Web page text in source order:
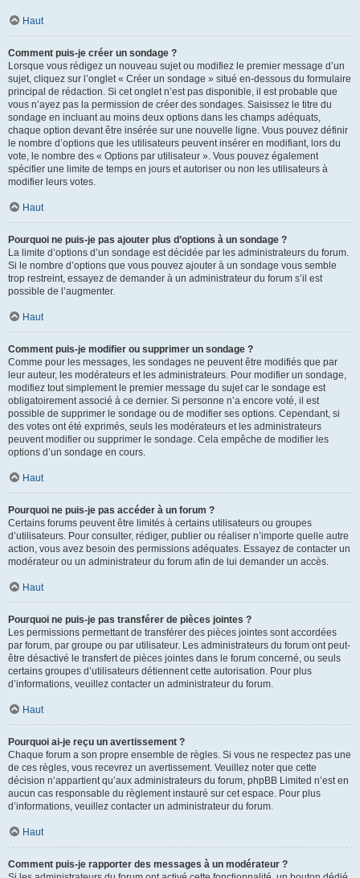
Haut
Comment puis-je créer un sondage ?
Lorsque vous rédigez un nouveau sujet ou modifiez le premier message d’un
sujet, cliquez sur l’onglet « Créer un sondage » situé en-dessous du formulaire
principal de rédaction. Si cet onglet n’est pas disponible, il est probable que
vous n’ayez pas la permission de créer des sondages. Saisissez le titre du
sondage en incluant au moins deux options dans les champs adéquats,
chaque option devant être insérée sur une nouvelle ligne. Vous pouvez définir
le nombre d’options que les utilisateurs peuvent insérer en modifiant, lors du
vote, le nombre des « Options par utilisateur ». Vous pouvez également
spécifier une limite de temps en jours et autoriser ou non les utilisateurs à
modifier leurs votes.
Haut
Pourquoi ne puis-je pas ajouter plus d’options à un sondage ?
La limite d’options d’un sondage est décidée par les administrateurs du forum.
Si le nombre d’options que vous pouvez ajouter à un sondage vous semble
trop restreint, essayez de demander à un administrateur du forum s’il est
possible de l’augmenter.
Haut
Comment puis-je modifier ou supprimer un sondage ?
Comme pour les messages, les sondages ne peuvent être modifiés que par
leur auteur, les modérateurs et les administrateurs. Pour modifier un sondage,
modifiez tout simplement le premier message du sujet car le sondage est
obligatoirement associé à ce dernier. Si personne n’a encore voté, il est
possible de supprimer le sondage ou de modifier ses options. Cependant, si
des votes ont été exprimés, seuls les modérateurs et les administrateurs
peuvent modifier ou supprimer le sondage. Cela empêche de modifier les
options d’un sondage en cours.
Haut
Pourquoi ne puis-je pas accéder à un forum ?
Certains forums peuvent être limités à certains utilisateurs ou groupes
d’utilisateurs. Pour consulter, rédiger, publier ou réaliser n’importe quelle autre
action, vous avez besoin des permissions adéquates. Essayez de contacter un
modérateur ou un administrateur du forum afin de lui demander un accès.
Haut
Pourquoi ne puis-je pas transférer de pièces jointes ?
Les permissions permettant de transférer des pièces jointes sont accordées
par forum, par groupe ou par utilisateur. Les administrateurs du forum ont peut-
être désactivé le transfert de pièces jointes dans le forum concerné, ou seuls
certains groupes d’utilisateurs détiennent cette autorisation. Pour plus
d’informations, veuillez contacter un administrateur du forum.
Haut
Pourquoi ai-je reçu un avertissement ?
Chaque forum a son propre ensemble de règles. Si vous ne respectez pas une
de ces règles, vous recevrez un avertissement. Veuillez noter que cette
décision n’appartient qu’aux administrateurs du forum, phpBB Limited n’est en
aucun cas responsable du règlement instauré sur cet espace. Pour plus
d’informations, veuillez contacter un administrateur du forum.
Haut
Comment puis-je rapporter des messages à un modérateur ?